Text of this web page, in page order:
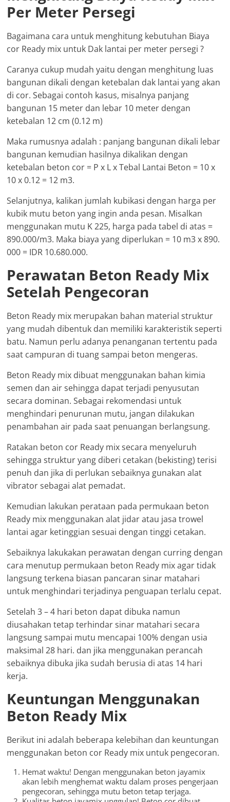
Per Meter Persegi
Bagaimana cara untuk menghitung kebutuhan Biaya
cor Ready mix untuk Dak lantai per meter persegi ?
Caranya cukup mudah yaitu dengan menghitung luas
bangunan dikali dengan ketebalan dak lantai yang akan
di cor. Sebagai contoh kasus, misalnya panjang
bangunan 15 meter dan lebar 10 meter dengan
ketebalan 12 cm (0.12 m)
Maka rumusnya adalah : panjang bangunan dikali lebar
bangunan kemudian hasilnya dikalikan dengan
ketebalan beton cor = P x L x Tebal Lantai Beton = 10 x
10 x 0.12 = 12 m3.
Selanjutnya, kalikan jumlah kubikasi dengan harga per
kubik mutu beton yang ingin anda pesan. Misalkan
menggunakan mutu K 225, harga pada tabel di atas =
890.000/m3. Maka biaya yang diperlukan = 10 m3 x 890.
000 = IDR 10.680.000.
Perawatan Beton Ready Mix
Setelah Pengecoran
Beton Ready mix merupakan bahan material struktur
yang mudah dibentuk dan memiliki karakteristik seperti
batu. Namun perlu adanya penanganan tertentu pada
saat campuran di tuang sampai beton mengeras.
Beton Ready mix dibuat menggunakan bahan kimia
semen dan air sehingga dapat terjadi penyusutan
secara dominan. Sebagai rekomendasi untuk
menghindari penurunan mutu, jangan dilakukan
penambahan air pada saat penuangan berlangsung.
Ratakan beton cor Ready mix secara menyeluruh
sehingga struktur yang diberi cetakan (bekisting) terisi
penuh dan jika di perlukan sebaiknya gunakan alat
vibrator sebagai alat pemadat.
Kemudian lakukan perataan pada permukaan beton
Ready mix menggunakan alat jidar atau jasa trowel
lantai agar ketinggian sesuai dengan tinggi cetakan.
Sebaiknya lakukakan perawatan dengan curring dengan
cara menutup permukaan beton Ready mix agar tidak
langsung terkena biasan pancaran sinar matahari
untuk menghindari terjadinya penguapan terlalu cepat.
Setelah 3 – 4 hari beton dapat dibuka namun
diusahakan tetap terhindar sinar matahari secara
langsung sampai mutu mencapai 100% dengan usia
maksimal 28 hari. dan jika menggunakan perancah
sebaiknya dibuka jika sudah berusia di atas 14 hari
kerja.
Keuntungan Menggunakan
Beton Ready Mix
Berikut ini adalah beberapa kelebihan dan keuntungan
menggunakan beton cor Ready mix untuk pengecoran.
Hemat waktu! Dengan menggunakan beton jayamix
akan lebih menghemat waktu dalam proses pengerjaan
pengecoran, sehingga mutu beton tetap terjaga.